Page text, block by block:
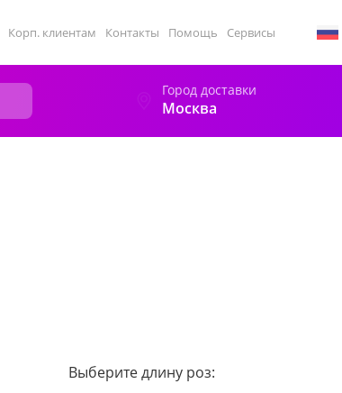
Корп. клиентам Контакты Помощь Сервисы
Город доставки
Москва
Выберите длину роз: